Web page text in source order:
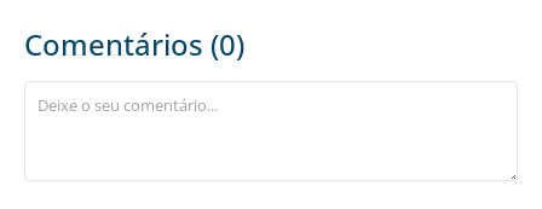
Comentários (0)